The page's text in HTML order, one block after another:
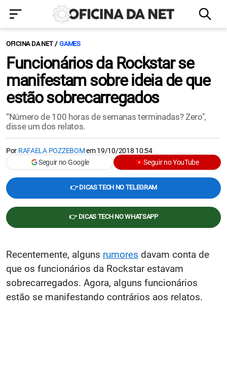
OFICINA DA NET GAMES
Funcionários da Rockstar se
manifestam sobre ideia de que
estão sobrecarregados
“Número de 100 horas de semanas terminadas? Zero",
disse um dos relatos.
Por RAFAELA POZZEBOMem19/10/2018 10:54
Seguir no Google
Seguir no YouTube
👉 DICAS TECH NO TELEGRAM
👉 DICAS TECH NO WHATSAPP
Recentemente, alguns rumores davam conta de
que os funcionários da Rockstar estavam
sobrecarregados. Agora, alguns funcionários
estão se manifestando contrários aos relatos.